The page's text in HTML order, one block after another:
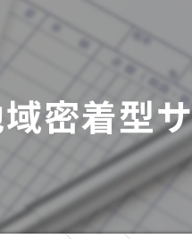
空
密着型